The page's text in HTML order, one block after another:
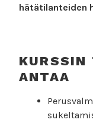
hätätilanteiden
KURSSIN
ANTAA